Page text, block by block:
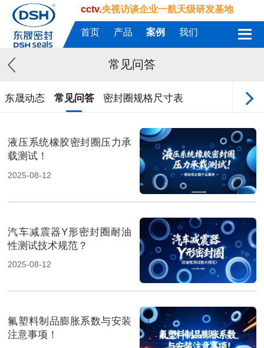
cctv.央视访谈企业一航天级研发基地
首页 产品 案例 我们
常见问答
东晟动态 常见问答 密封圈规格尺寸表
液压系统橡胶密封圈压力承
载测试！
2025-08-12
汽车减震器Y形密封圈耐油
性测试技术规范？
2025-08-12
氟塑料制品膨胀系数与安装
注意事项！